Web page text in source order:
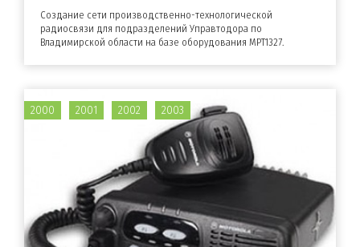
Создание сети производственно-технологической
радиосвязи для подразделений Управтодора по
Владимирской области на базе оборудования MPT1327.
2000 2001 2002 2003